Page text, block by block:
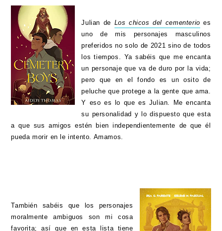
Julian de Los chicos del cementerio es
uno de mis personajes masculinos
preferidos no solo de 2021 sino de todos
los tiempos. Ya sabéis que me encanta
un personaje que va de duro por la vida;
pero que en el fondo es un osito de
peluche que protege a la gente que ama.
Y eso es lo que es Julian. Me encanta
su personalidad y lo dispuesto que esta
a que sus amigos estén bien independientemente de que él
pueda morir en le intento. Amamos.
También sabéis que los personajes
moralmente ambiguos son mi cosa
favorita; así que en esta lista tiene